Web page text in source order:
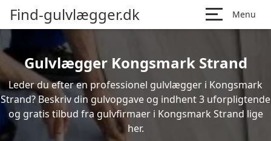
Find-gulvlægger.dk Menu
Gulvlægger Kongsmark Strand
Leder du efter en professionel gulvlægger i Kongsmark
Strand? Beskriv din gulvopgave og indhent 3 uforpligtende
og gratis tilbud fra gulvfirmaer i Kongsmark Strand lige
her.